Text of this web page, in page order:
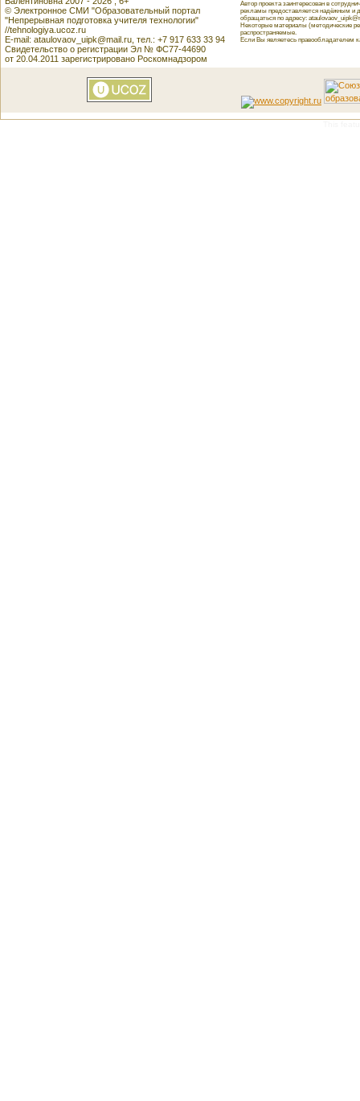
© Электронное СМИ "Образовательный портал
"Непрерывная подготовка учителя технологии"
//tehnologiya.ucoz.ru
E-mail: ataulovaov_uipk@mail.ru, тел.: +7 917 633 33 94
Свидетельство о регистрации Эл № ФС77-44690
от 20.04.2011 зарегистрировано Роскомнадзором
Автор проекта заинтересован в
рекламы предоставляется надёжным и
обращаться по адресу:
Некоторые материалы (методические
распространяемые.
Если Вы являетесь правообладателем